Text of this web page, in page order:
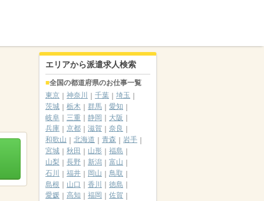
エリアから派遣求人検索
全国の都道府県のお仕事一覧
東京
神奈川 千葉
埼玉
茨城
栃木 群馬
愛知
岐阜
三重 静岡
大阪
兵庫
京都 滋賀
奈良
和歌山
北海道 青森
岩手
宮城
秋田 山形
福島
山梨
長野 新潟
富山
石川
福井 岡山
鳥取
島根
山口 香川
徳島
愛媛
高知 福岡
佐賀